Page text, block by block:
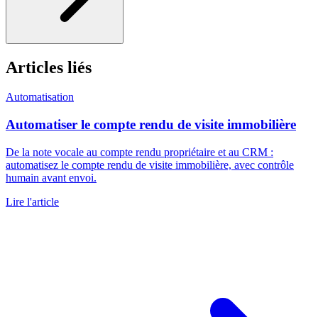
Articles liés
Automatisation
Automatiser le compte rendu de visite immobilière
De la note vocale au compte rendu propriétaire et au CRM :
automatisez le compte rendu de visite immobilière, avec contrôle
humain avant envoi.
Lire l'article